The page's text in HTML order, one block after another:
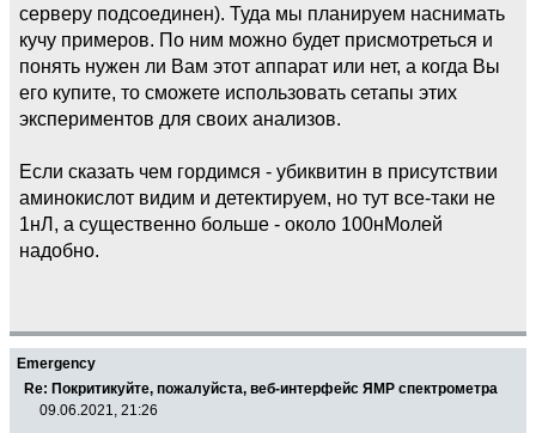
серверу подсоединен). Туда мы планируем наснимать
кучу примеров. По ним можно будет присмотреться и
понять нужен ли Вам этот аппарат или нет, а когда Вы
его купите, то сможете использовать сетапы этих
экспериментов для своих анализов.
Если сказать чем гордимся - убиквитин в присутствии
аминокислот видим и детектируем, но тут все-таки не
1нЛ, а существенно больше - около 100нМолей
надобно.
Emergency
Re: Покритикуйте, пожалуйста, веб-интерфейс ЯМР спектрометра
09.06.2021, 21:26